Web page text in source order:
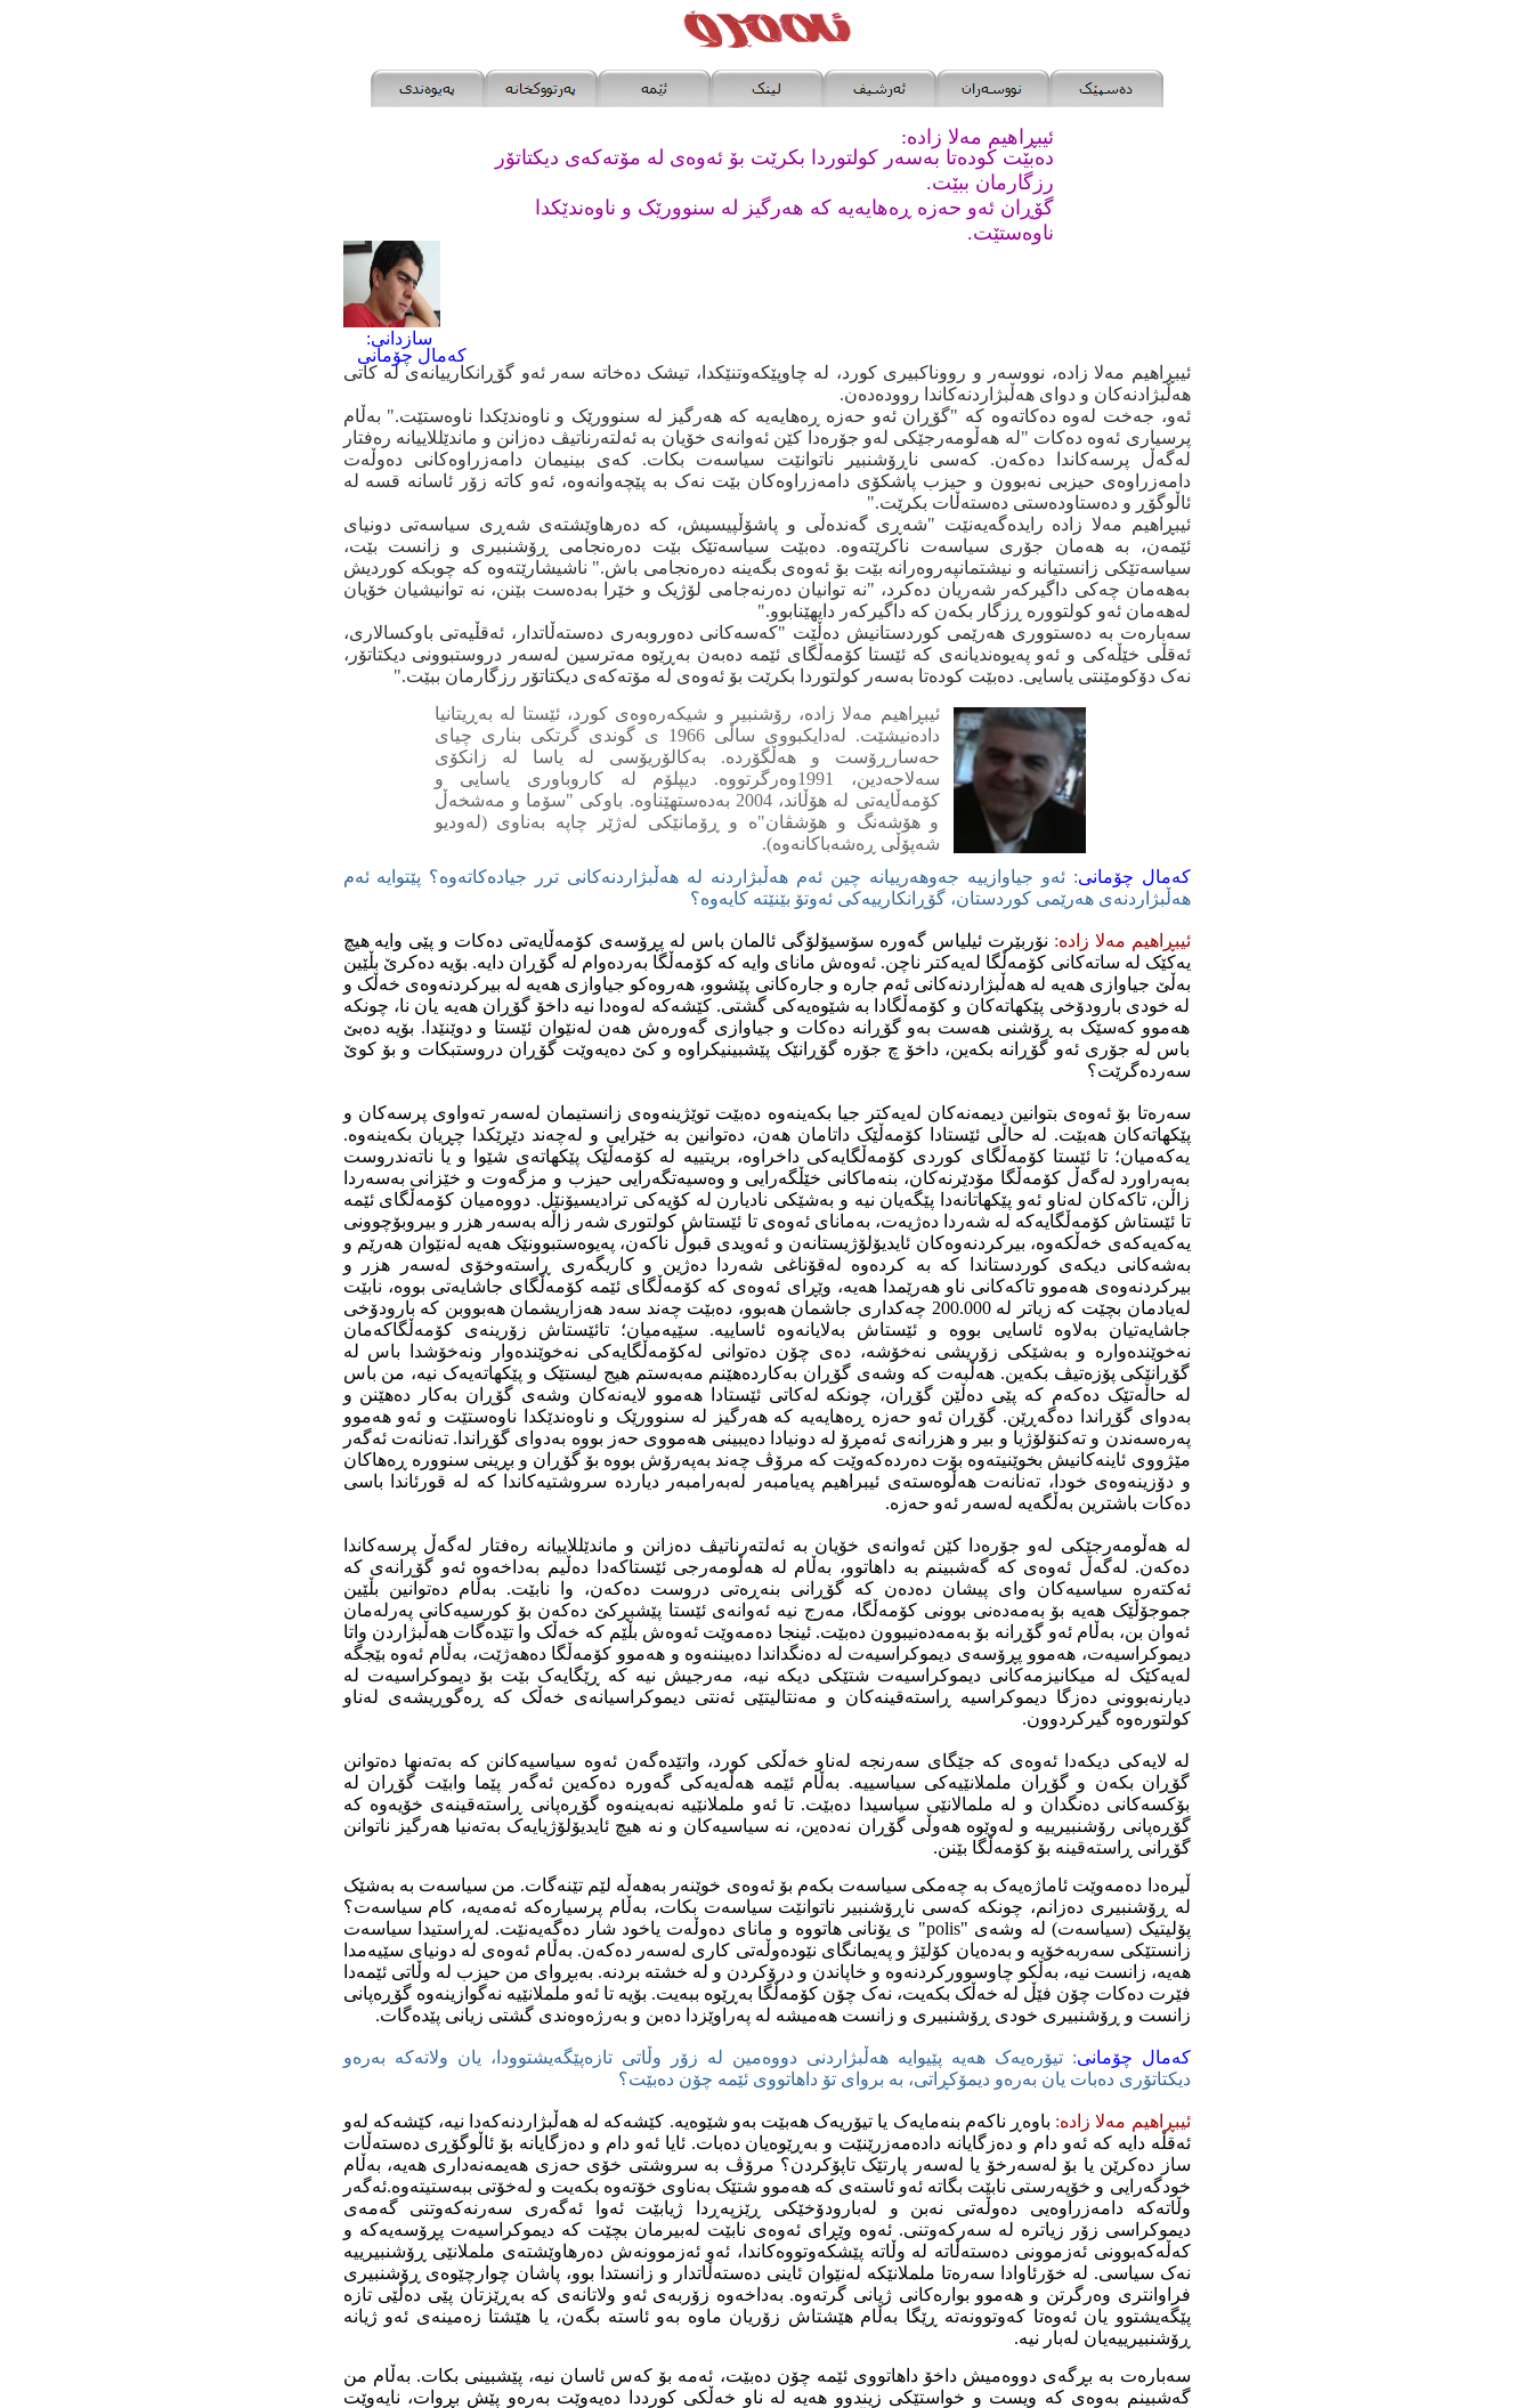
ئیبڕاهیم مه‌لا زاده‌:
ده‌بێت کوده‌تا به‌سه‌ر کولتوردا بکرێت بۆ ئه‌وه‌ی له‌ مۆته‌که‌ی دیکتاتۆر
رزگارمان ببێت.
گۆڕان ئه‌و حه‌زه‌ ڕه‌هایه‌یه‌ که‌ هه‌رگیز له‌ سنوورێک و ناوه‌ندێکدا
ناوه‌ستێت.
سازدانی:
که‌مال چۆمانی
ئیبڕاهیم مه‌لا زاده‌، نووسه‌ر و رووناکبیری کورد، له‌ چاوپێکه‌وتنێکدا، تیشک ده‌خاته‌ سه‌ر ئه‌و گۆڕانکارییانه‌ی له‌ کاتی
هه‌ڵبژادنه‌کان و دوای هه‌ڵبژاردنه‌کاندا رووده‌ده‌ن.
ئه‌و، جه‌خت له‌وه‌ ده‌کاته‌وه‌ که‌ "گۆڕان ئه‌و حه‌زه‌ ڕه‌هایه‌یه‌ که‌ هه‌رگیز له‌ سنوورێک و ناوه‌ندێکدا ناوه‌ستێت." به‌ڵام
پرسیاری ئه‌وه‌ ده‌کات‌ "له‌ هه‌ڵومه‌رجێکی له‌و جۆره‌دا کێن ئه‌وانه‌ی خۆیان به‌ ئه‌لته‌رناتیڤ ده‌زانن و ماندێللاییانه‌ ره‌فتار
له‌گه‌ڵ پرسه‌کاندا ده‌که‌ن. که‌سی ناڕۆشنبیر ناتوانێت سیاسه‌ت بکات. که‌ی بینیمان دامه‌زراوه‌کانی ده‌وڵه‌ت
دامه‌زراوه‌ی حیزبی نه‌بوون و حیزب پاشکۆی دامه‌زراوه‌کان بێت نه‌ک به‌ پێچه‌وانه‌وه‌، ئه‌و کاته‌ زۆر ئاسانه‌ قسه‌ له‌
ئاڵوگۆڕ و ده‌ستاوده‌ستی ده‌سته‌ڵات بکرێت."
ئیبڕاهیم مه‌لا زاده‌ رایده‌گه‌یه‌نێت "شه‌ڕی گه‌نده‌ڵی و پاشۆڵپیسیش، که‌ ده‌رهاوێشته‌ی شه‌ڕی سیاسه‌تی دونیای
ئێمه‌ن، به‌ هه‌مان جۆری سیاسه‌ت ناکرێته‌وه‌. ده‌بێت سیاسه‌تێک بێت ده‌ره‌نجامی ڕۆشنبیری و زانست بێت،
سیاسه‌تێکی زانستیانه‌ و نیشتمانپه‌روه‌رانه‌ بێت بۆ ئه‌وه‌ی بگه‌ینه‌ ده‌ره‌نجامی باش." ناشیشارێته‌وه‌ که‌ چوبکه‌ کوردیش‌
به‌هه‌مان چه‌کی داگیرکه‌ر شه‌ریان ده‌کرد، "نه‌ توانیان ده‌رنه‌جامی لۆژیک و خێرا به‌ده‌ست بێنن، نه‌ توانیشیان خۆیان
له‌هه‌مان ئه‌و کولتووره‌ ڕزگار بکه‌ن که‌ داگیرکه‌ر دایهێنابوو."
سه‌باره‌ت به‌ ده‌ستووری هه‌رێمی کوردستانیش ده‌ڵێت "که‌سه‌کانی ده‌وروبه‌ری ده‌سته‌ڵاتدار، ئه‌قڵیه‌تی باوکسالاری،
ئه‌قڵی خێڵه‌کی و ئه‌و په‌یوه‌ندیانه‌ی که‌ ئێستا کۆمه‌ڵگای ئێمه‌ ده‌به‌ن به‌ڕێوه‌ مه‌ترسین له‌سه‌ر دروستبوونی دیکتاتۆر،
نه‌ک دۆکومێنتی یاسایی. ده‌بێت کوده‌تا به‌سه‌ر کولتوردا بکرێت بۆ ئه‌وه‌ی له‌ مۆته‌که‌ی دیکتاتۆر رزگارمان ببێت."
ئیبڕاهیم مه‌لا زاده‌، رۆشنبیر و شیکه‌ره‌وه‌ی کورد، ئێستا له‌ به‌ڕیتانیا
داده‌نیشێت. له‌دایکبووی ساڵی 1966 ی گوندی گرتکی بناری چیای
حه‌سارڕۆست و هه‌ڵگۆرده‌. به‌کالۆریۆسی له‌ یاسا له‌ زانکۆی
سه‌لاحه‌دین، 1991وه‌رگرتووه‌. دیپلۆم له‌ کاروباوری یاسایی و
کۆمه‌ڵایه‌تی له‌ هۆڵاند، 2004 به‌ده‌ستهێناوه‌. باوکی "سۆما و مه‌شخه‌ڵ
و هۆشه‌نگ و هۆشڤان"ه‌ و ڕۆمانێکی له‌ژێر چاپه‌ به‌ناوی (له‌ودیو
شه‌پۆڵی ڕه‌شه‌باکانه‌وه‌).
که‌مال چۆمانی: ئه‌و جیاوازییه‌ جه‌وهه‌رییانه‌ چین ئه‌م هه‌ڵبژاردنه‌ له‌ هه‌ڵبژاردنه‌کانی ترر جیاده‌کاته‌وه‌؟ پێتوایه‌ ئه‌م
هه‌ڵبژاردنه‌ی هه‌رێمی کوردستان، گۆڕانکارییه‌کی ئه‌وتۆ بێنێته‌ کایه‌وه‌؟
ئیبڕاهیم مه‌لا زاده‌: نۆربێرت ئیلیاس گه‌وره‌ سۆسیۆلۆگی ئالمان باس له‌ پڕۆسه‌ی کۆمه‌ڵایه‌تی ده‌کات و پێی وایه‌ هیچ
یه‌کێک له‌ ساته‌کانی کۆمه‌ڵگا له‌یه‌کتر ناچن. ئه‌وه‌ش مانای وایه‌ که‌ کۆمه‌ڵگا به‌رده‌وام له‌ گۆڕان دایه‌. بۆیه‌ ده‌کرێ بڵێین
به‌ڵێ جیاوازی هه‌یه‌ له‌ هه‌ڵبژاردنه‌کانی ئه‌م جاره‌ و جاره‌کانی پێشوو، هه‌روه‌کو جیاوازی هه‌یه‌ له‌ بیرکردنه‌وه‌ی خه‌ڵک و
له‌ خودی بارودۆخی پێکهاته‌کان و کۆمه‌ڵگادا به‌ شێوه‌یه‌کی گشتی. کێشه‌که‌ له‌وه‌دا نیه‌ داخۆ گۆڕان هه‌یه‌ یان نا، چونکه‌
هه‌موو که‌سێک به‌ ڕۆشنی هه‌ست به‌و گۆڕانه‌ ده‌کات و جیاوازی گه‌وره‌ش هه‌ن له‌نێوان ئێستا و دوێنێدا. بۆیه‌ ده‌بێ
باس له‌ جۆری ئه‌و گۆڕانه‌ بکه‌ین، داخۆ چ جۆره‌ گۆڕانێک پێشبینیکراوه‌ و کێ ده‌یه‌وێت گۆڕان دروستبکات و بۆ کوێ
سه‌رده‌گرێت؟
سه‌ره‌تا بۆ ئه‌وه‌ی بتوانین دیمه‌نه‌کان له‌یه‌کتر جیا بکه‌ینه‌وه‌ ده‌بێت توێژینه‌وه‌ی زانستیمان له‌سه‌ر ته‌واوی پرسه‌کان و
پێکهاته‌کان هه‌بێت. له‌ حاڵی ئێستادا کۆمه‌ڵێک داتامان هه‌ن، ده‌توانین به‌ خێرایی و له‌چه‌ند دێڕێکدا چڕیان بکه‌ینه‌وه‌.
یه‌که‌میان؛ تا ئێستا کۆمه‌ڵگای کوردی کۆمه‌ڵگایه‌کی داخراوه‌، بریتییه‌ له‌ کۆمه‌ڵێک پێکهاته‌ی شێوا و یا ناته‌ندروست
به‌به‌راورد له‌گه‌ڵ کۆمه‌ڵگا مۆدێرنه‌کان، بنه‌ماکانی خێڵگه‌رایی و وه‌سیه‌تگه‌رایی حیزب و مزگه‌وت و خێزانی به‌سه‌ردا
زاڵن، تاکه‌کان له‌ناو ئه‌و پێکهاتانه‌دا پێگه‌یان نیه‌ و به‌شێکی نادیارن له‌ کۆیه‌کی ترادیسیۆنێل. دووه‌‌میان کۆمه‌ڵگای ئێمه‌
تا ئێستاش کۆمه‌ڵگایه‌که‌ له‌ شه‌ردا ده‌ژیه‌ت، به‌مانای ئه‌وه‌ی تا ئێستاش کولتوری شه‌ر زاڵه‌ به‌سه‌ر هزر و بیروبۆچوونی
یه‌که‌یه‌که‌ی خه‌ڵکه‌وه‌، بیرکردنه‌وه‌کان ئایدیۆلۆژیستانه‌ن و ئه‌ویدی قبوڵ ناکه‌ن، په‌یوه‌ستبوونێک هه‌یه‌ له‌نێوان هه‌رێم و
به‌شه‌کانی دیکه‌ی کوردستاندا که‌ به‌ کرده‌وه‌ له‌قۆناغی شه‌ردا ده‌ژین و کاریگه‌ری ڕاسته‌وخۆی له‌سه‌ر هزر و
بیرکردنه‌وه‌ی هه‌موو تاکه‌کانی ناو هه‌رێمدا هه‌یه، وێڕای ئه‌وه‌ی که‌ کۆمه‌ڵگای ئێمه‌ کۆمه‌ڵگای جاشایه‌تی بووه‌، نابێت
له‌یادمان بچێت که‌ زیاتر له‌ 200.000 چه‌کداری جاشمان هه‌بوو، ده‌بێت چه‌ند سه‌د هه‌زاریشمان هه‌بووبن که‌ بارودۆخی
جاشایه‌تیان به‌لاوه‌ ئاسایی بووه‌ و ئێستاش به‌لایانه‌وه‌ ئاساییه‌‌. سێیه‌میان؛ تائێستاش زۆرینه‌ی کۆمه‌ڵگاکه‌مان
نه‌خوێنده‌واره‌ و به‌شێکی زۆریشی نه‌خۆشه‌، ده‌ی چۆن ده‌توانی له‌کۆمه‌ڵگایه‌کی نه‌خوێنده‌وار ونه‌خۆشدا باس له‌
گۆڕانێکی پۆزه‌تیڤ بکه‌ین. هه‌ڵبه‌ت که‌ وشه‌ی گۆڕان به‌کارده‌هێنم مه‌به‌ستم هیج لیستێک و پێکهاته‌یه‌ک نیه‌، من باس
له‌ حاڵه‌تێک ده‌که‌م که‌ پێی ده‌ڵێن گۆڕان، چونکه‌ له‌کاتی ئێستادا هه‌موو لایه‌نه‌کان وشه‌ی گۆڕان به‌کار ده‌هێنن و
به‌دوای گۆڕاندا ده‌گه‌ڕێن. گۆڕان ئه‌و حه‌زه‌ ڕه‌هایه‌یه‌ که‌ هه‌رگیز له‌ سنوورێک و ناوه‌ندێکدا ناوه‌ستێت و ئه‌و هه‌موو
په‌ره‌سه‌ندن و ته‌کنۆلۆژیا و بیر و هزرانه‌ی ئه‌مڕۆ له‌ دونیادا ده‌یبینی هه‌مووی حه‌ز بووه‌ به‌دوای گۆڕاندا. ته‌نانه‌ت ئه‌گه‌ر
مێژووی ئاینه‌کانیش بخوێنیته‌وه‌ بۆت ده‌رده‌که‌وێت که‌ مرۆڤ چه‌ند به‌په‌رۆش بووه‌ بۆ گۆڕان و بڕینی سنووره‌ ڕه‌هاکان
و دۆزینه‌وه‌ی خودا، ته‌نانه‌ت هه‌ڵوه‌سته‌ی ئیبراهیم په‌یامبه‌ر له‌به‌رامبه‌ر دیارده‌ سروشتیه‌کاندا که‌ له‌ قورئاندا باسی
ده‌کات باشترین به‌ڵگه‌یه‌ له‌سه‌ر ئه‌و حه‌زه‌.
له‌ هه‌ڵومه‌رجێکی له‌و جۆره‌دا کێن ئه‌وانه‌ی خۆیان به‌ ئه‌لته‌رناتیڤ ده‌زانن و ماندێللاییانه‌ ره‌فتار له‌گه‌ڵ پرسه‌کاندا
ده‌که‌ن. له‌گه‌ڵ ئه‌وه‌ی که‌ گه‌شبینم به‌ داهاتوو، به‌ڵام له‌ هه‌ڵومه‌رجی ئێستاکه‌دا ده‌ڵیم به‌داخه‌وه‌ ئه‌و گۆڕانه‌ی که‌
ئه‌کته‌ره‌ سیاسیه‌کان وای پیشان ده‌ده‌ن که‌ گۆڕانی بنه‌ڕه‌تی دروست ده‌که‌ن، وا نابێت. به‌ڵام ده‌توانین بڵێین
جموجۆڵێک هه‌یه‌ بۆ به‌مه‌ده‌نی بوونی کۆمه‌ڵگا، مه‌رج نیه‌ ئه‌وانه‌ی ئێستا پێشبڕکێ ده‌که‌ن بۆ کورسیه‌کانی په‌رله‌مان
ئه‌وان بن، به‌ڵام ئه‌و گۆڕانه‌ بۆ به‌مه‌ده‌نیبوون ده‌بێت. ئینجا ده‌مه‌وێت ئه‌وه‌ش بڵێم که‌ خه‌ڵک وا تێده‌گات هه‌ڵبژاردن واتا
دیموکراسیه‌ت، هه‌موو پڕۆسه‌ی دیموکراسیه‌ت له‌ ده‌نگداندا ده‌بیننه‌وه‌ و هه‌موو کۆمه‌ڵگا ده‌هه‌ژێت، به‌ڵام ئه‌وه‌ بێجگه‌
له‌یه‌کێک له‌ میکانیزمه‌کانی دیموکراسیه‌ت شتێکی دیکه‌ نیه‌، مه‌رجیش نیه‌ که‌ ڕێگایه‌ک بێت بۆ دیموکراسیه‌ت له‌
دیارنه‌بوونی ده‌زگا دیموکراسیه‌ ڕاسته‌قینه‌کان و مه‌نتالیتێی ئه‌نتی دیموکراسیانه‌ی خه‌ڵک که‌ ڕه‌گوڕیشه‌ی له‌ناو
کولتوره‌وه‌ گیرکردوون.
له‌ لایه‌کی دیکه‌دا ئه‌وه‌ی که‌ جێگای سه‌رنجه‌ له‌ناو خه‌ڵکی کورد، واتێده‌گه‌ن ئه‌وه‌ سیاسیه‌کانن که‌ به‌ته‌نها ده‌توانن
گۆڕان بکه‌ن و گۆڕان ململانێیه‌کی سیاسییه‌. به‌ڵام ئێمه‌ هه‌ڵه‌یه‌کی گه‌وره‌ ده‌که‌ین ئه‌گه‌ر پێما وابێت گۆڕان له‌
بۆکسه‌کانی ده‌نگدان و له‌ ملمالانێی سیاسیدا ده‌بێت. تا ئه‌و ململانێیه‌ نه‌به‌ینه‌وه‌ گۆڕه‌پانی ڕاسته‌قینه‌ی خۆیه‌وه‌ که‌
گۆڕه‌پانی رۆشنبیرییه‌ و له‌وێوه‌ هه‌وڵی گۆڕان نه‌ده‌ین، نه‌ سیاسیه‌کان و نه‌ هیچ ئایدیۆلۆژیایه‌ک به‌ته‌نیا هه‌رگیز ناتوانن
گۆڕانی ڕاسته‌قینه‌ بۆ کۆمه‌ڵگا بێنن.
ڵیره‌دا ده‌مه‌وێت ئاماژه‌یه‌ک به‌ چه‌مکی سیاسه‌ت بکه‌م بۆ ئه‌وه‌ی خوێنه‌ر به‌هه‌ڵه‌ لێم تێنه‌گات. من سیاسه‌ت به‌ به‌شێک
له‌ ڕۆشنبیری ده‌زانم، چونکه‌ که‌سی ناڕۆشنبیر ناتوانێت سیاسه‌ت بکات، به‌ڵام پرسیاره‌که‌ ئه‌مه‌یه‌، کام سیاسه‌ت؟
پۆلیتیک (سیاسه‌ت) له‌ وشه‌ی "polis" ی یۆنانی هاتووه‌ و مانای ده‌وڵه‌ت یاخود شار ده‌گه‌یه‌نێت. له‌ڕاستیدا سیاسه‌ت
زانستێکی سه‌ربه‌خۆیه‌ و به‌ده‌یان کۆلێژ و په‌یمانگای نێوده‌وڵه‌تی کاری له‌سه‌ر ده‌که‌ن. به‌ڵام ئه‌وه‌ی له‌ دونیای سێیه‌مدا
هه‌یه‌، زانست نیه‌، به‌ڵکو چاوسوورکردنه‌وه‌ و خاپاندن و درۆکردن و له‌ خشته‌ بردنه‌. به‌بڕوای من حیزب له‌ وڵاتی ئێمه‌دا
فێرت ده‌کات چۆن فێڵ له‌ خه‌ڵک بکه‌یت، نه‌ک چۆن کۆمه‌ڵگا به‌ڕێوه‌ ببه‌یت. بۆیه‌ تا ئه‌و ململانێیه‌ نه‌گوازینه‌وه‌ گۆڕه‌پانی
زانست و ڕۆشنبیری خودی ڕۆشنبیری و زانست هه‌میشه‌ له‌ په‌راوێزدا ده‌بن و به‌رژه‌وه‌ندی گشتی زیانی پێده‌گات.
که‌مال چۆمانی: تیۆره‌یه‌ک هه‌یه‌‌ پێیوایه‌ هه‌ڵبژاردنی دووه‌مین له‌ زۆر وڵاتی تازه‌پێگه‌یشتوودا، یان ولاته‌که‌ به‌ره‌و
دیکتاتۆری ده‌بات یان به‌ره‌و دیمۆكڕاتی، به‌ بروای تۆ داهاتووی ئێمه‌ چۆن ده‌بێت؟
ئیبڕاهیم مه‌لا زاده‌: باوه‌ڕ ناکه‌م بنه‌مایه‌ک یا تیۆریه‌ک هه‌بێت به‌و شێوه‌یه. کێشه‌که‌ له‌ هه‌ڵبژاردنه‌که‌دا نیه‌، کێشه‌که‌ له‌و
ئه‌قڵه‌ دایه‌ که‌ ئه‌و دام و ده‌زگایانه‌ داده‌مه‌زرێنێت و به‌ڕێوه‌یان ده‌بات‌. ئایا ئه‌و دام و ده‌زگایانه‌ بۆ ئاڵوگۆڕی ده‌سته‌ڵات
ساز ده‌کرێن یا بۆ له‌سه‌رخۆ یا له‌سه‌ر پارتێک تاپۆکردن؟ مرۆڤ به‌ سروشتی خۆی حه‌زی هه‌یمه‌نه‌داری هه‌یه‌، به‌ڵام
خودگه‌رایی و خۆپه‌رستی نابێت بگاته‌ ئه‌و ئاسته‌ی که‌ هه‌موو شتێک به‌ناوی خۆته‌وه‌ بکه‌یت و له‌خۆتی ببه‌ستیته‌وه‌.ئه‌گه‌ر
وڵاته‌که‌ دامه‌زراوه‌یی ده‌وڵه‌تی نه‌بن و له‌بارودۆخێکی ڕێزپه‌ڕدا ژیابێت ئه‌وا ئه‌گه‌ری سه‌رنه‌که‌وتنی گه‌مه‌ی
دیموکراسی زۆر زیاتره‌ له‌ سه‌رکه‌وتنی. ئه‌وه‌ وێڕای ئه‌وه‌ی نابێت له‌بیرمان بچێت که‌ دیموکراسیه‌ت پڕۆسه‌یه‌که‌ و
که‌ڵه‌که‌بوونی ئه‌زموونی ده‌سته‌ڵاته‌ له‌ وڵاته‌ پێشکه‌وتووه‌کاندا، ئه‌و ئه‌زموونه‌ش ده‌رهاوێشته‌ی ململانێی ڕۆشنبیرییه‌
نه‌ک سیاسی. له‌ خۆرئاوادا سه‌ره‌تا ململانێکه‌ له‌نێوان ئاینی ده‌سته‌ڵاتدار و زانستدا بوو، پاشان چوارچێوه‌ی ڕۆشنبیری
فراوانتری وه‌رگرتن و هه‌موو بواره‌کانی ژیانی گرته‌وه‌. به‌داخه‌وه‌ زۆربه‌ی ئه‌و ولاتانه‌ی که‌ به‌ڕێزتان پێی ده‌ڵێی تازه‌
پێگه‌یشتوو یان ئه‌وه‌تا که‌وتوونه‌ته‌ ڕێگا به‌ڵام هێشتاش زۆریان ماوه‌ به‌و ئاسته‌ بگه‌ن، یا هێشتا زه‌مینه‌ی ئه‌و ژیانه‌
ڕۆشنبیرییه‌یان له‌بار نیه‌.
سه‌باره‌ت به‌ بڕگه‌ی دووه‌میش داخۆ داهاتووی ئێمه‌ چۆن ده‌بێت، ئه‌مه‌ بۆ که‌س ئاسان نیه‌، پێشبینی بکات. به‌ڵام من
گه‌شبینم به‌وه‌ی که‌ ویست و خواستێکی زیندوو هه‌یه‌ له‌ ناو خه‌ڵکی کورددا ده‌یه‌وێت به‌ره‌و پێش بڕوات، نایه‌وێت